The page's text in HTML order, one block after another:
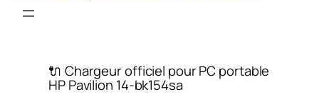
🔌 Chargeur officiel pour PC portable
HP Pavilion 14-bk154sa